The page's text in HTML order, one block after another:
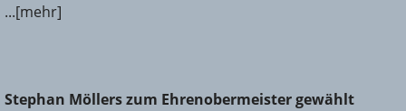
...[mehr]
Stephan Möllers zum Ehrenobermeister gewählt
Stephan Möllers zum Ehrenobermeister gewählt